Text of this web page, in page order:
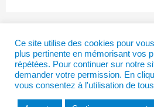
I
n
s
t
T
w
i
t
Ce site utilise des cookies pour
plus pertinente en mémorisant vos
répétées. Pour continuer sur notre
demander votre permission. En
vous consentez à l'utilisation de